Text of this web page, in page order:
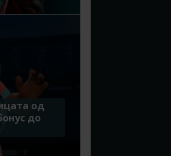
од
до